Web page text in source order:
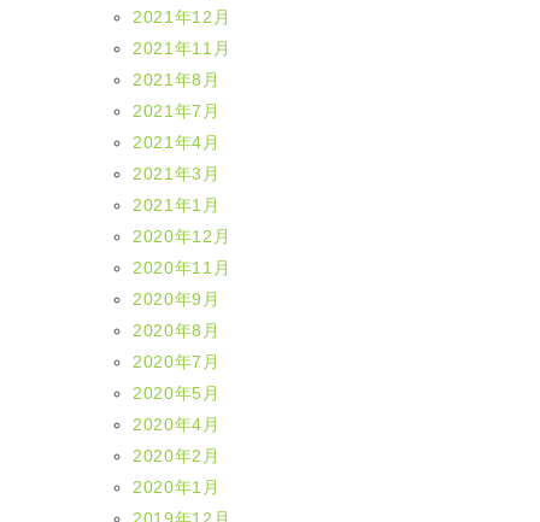
2021年12月
2021年11月
2021年8月
2021年7月
2021年4月
2021年3月
2021年1月
2020年12月
2020年11月
2020年9月
2020年8月
2020年7月
2020年5月
2020年4月
2020年2月
2020年1月